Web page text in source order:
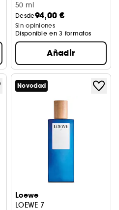
50 ml
Desde94,00 €
Sin opiniones
Disponible en 3 formatos
Añadir
Novedad
Loewe
LOEWE 7